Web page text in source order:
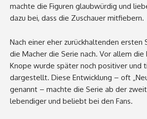
machte die Figuren glaubwürdig und
dazu bei, dass die Zuschauer mitfiebern.
Nach einer eher zurückhaltenden ersten
die Macher die Serie nach. Vor allem die
Knope wurde später noch positiver und
dargestellt. Diese Entwicklung – oft
genannt – machte die Serie ab der
lebendiger und beliebt bei den Fans.